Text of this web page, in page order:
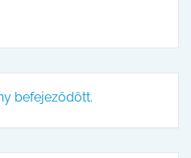
befejeződött.